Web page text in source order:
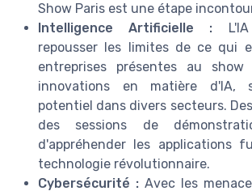
Show Paris est une étape
Intelligence Artificielle :
repousser les limites de ce qui
entreprises présentes au show
innovations en matière d'IA,
potentiel dans divers secteurs.
des sessions de
d'appréhender les applications
technologie révolutionnaire.
Cybersécurité : Avec les